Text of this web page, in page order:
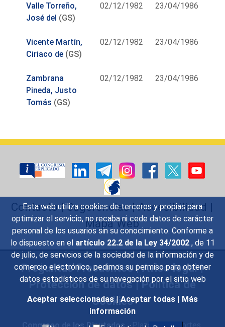
Esta web utiliza cookies de terceros y propias para
optimizar el servicio, no recaba ni cede datos de carácter
personal de los usuarios sin su conocimiento. Conforme a
lo dispuesto en el artículo 22.2 de la Ley 34/2002 , de 11
de julio, de servicios de la sociedad de la información y de
comercio electrónico, pedimos su permiso para obtener
datos estadísticos de su navegación por el sitio web
Aceptar seleccionadas | Aceptar todas | Más
información
Valle Torreño,
José del (GS)
02/12/1982 23/04/1986
Vicente Martín,
Ciriaco de (GS)
02/12/1982 23/04/1986
Zambrana
Pineda, Justo
Tomás (GS)
02/12/1982 23/04/1986
Contacto|Sugerencias|Accesibilidad |
Mapa Web
Preguntas Frecuentes|Aviso legal|
Protección de datos|Política de
Cookies